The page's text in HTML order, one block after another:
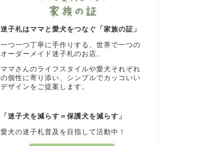
迷子札はママと愛犬をつなぐ「家族の証」
一つ一つ丁寧に手作りする、世界で一つの
オーダーメイド迷子札のお店。
ママさんのライフスタイルや愛犬それぞれ
の個性に寄り添い、シンプルでカッコいい
デザインをご提案します。
「迷子犬を減らす＝保護犬を減らす」
愛犬の迷子札普及を目指して活動中！